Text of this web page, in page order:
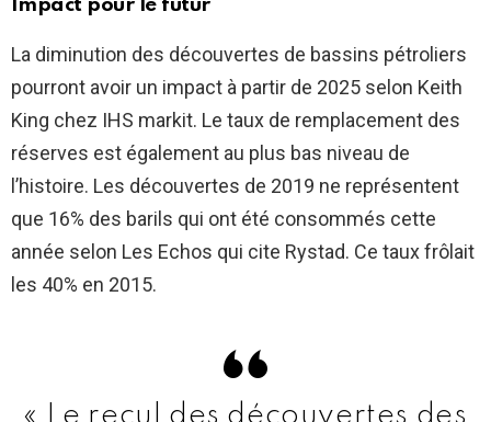
Impact pour le futur
La diminution des découvertes de bassins pétroliers
pourront avoir un impact à partir de 2025 selon Keith
King chez IHS markit. Le taux de remplacement des
réserves est également au plus bas niveau de
l’histoire. Les découvertes de 2019 ne représentent
que 16% des barils qui ont été consommés cette
année selon Les Echos qui cite Rystad. Ce taux frôlait
les 40% en 2015.